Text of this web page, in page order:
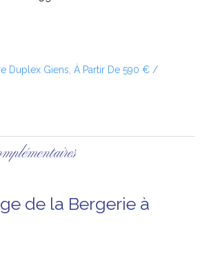
Duplex Giens, À Partir De 590 € /
de la Bergerie à